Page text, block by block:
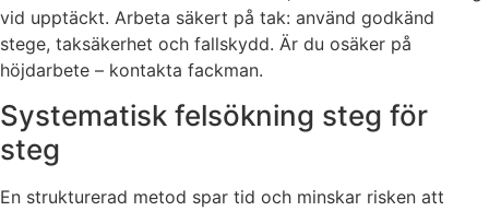
vid upptäckt. Arbeta säkert på tak: använd godkänd
stege, taksäkerhet och fallskydd. Är du osäker på
höjdarbete – kontakta fackman.
Systematisk felsökning steg för
steg
En strukturerad metod spar tid och minskar risken att